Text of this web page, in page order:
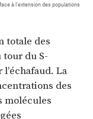
à l’extension des populations
totale des
tour du S-
La
des
molécules